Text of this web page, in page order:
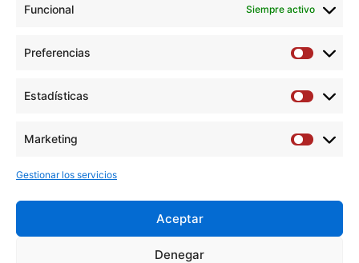
Funcional Siempre activo
Preferencias
Estadísticas
Marketing
Gestionar los servicios
Aceptar
Denegar
Barakaldo, Spain.
Abstract
T